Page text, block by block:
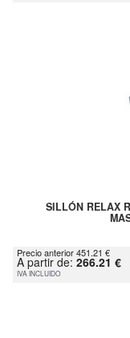
SILLÓN RELAX
Precio anterior 451.21 €
A partir de: 266.21 €
IVA INCLUIDO